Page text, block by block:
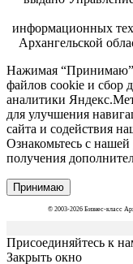
информационных
Архангельской
Нажимая “Принимаю”,
файлов cookie и сбор
аналитики
для улучшения
сайта и содействия
Ознакомьтесь с нашей
получения
Принимаю
© 2003-2026 Бизнес-класс
Присоединяйтесь к
Закрыть окно